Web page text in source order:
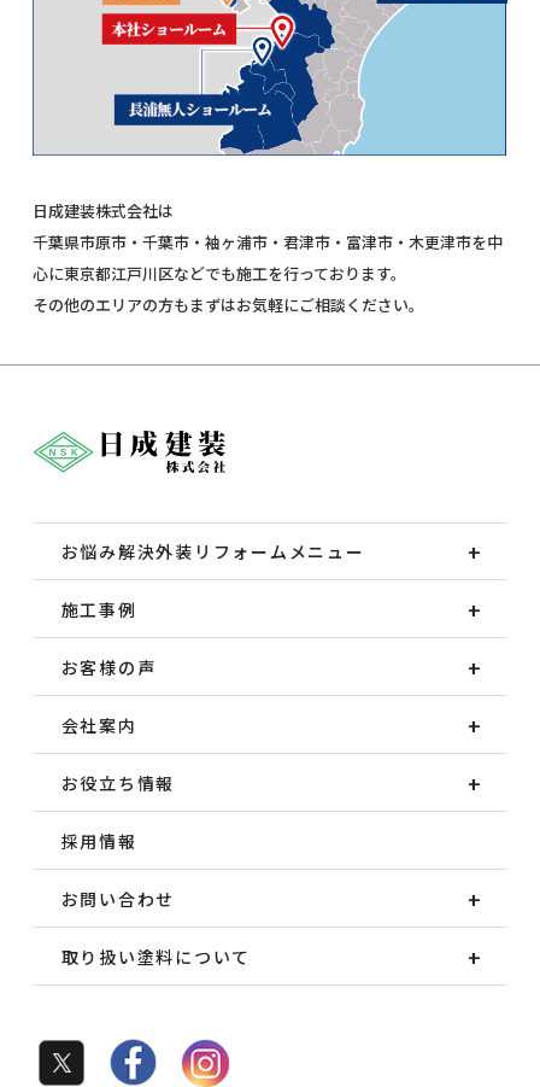
日成建装株式会社は
千葉県市原市・千葉市・袖ヶ浦市・君津市・富津市・木更津市を中
心に東京都江戸川区などでも施工を行っております。
その他のエリアの方もまずはお気軽にご相談ください。
お悩み解決外装 リフォームメニュー
施工事例
お客様の声
会社案内
お役立ち情報
採用情報
お問い合わせ
取り扱い塗料について